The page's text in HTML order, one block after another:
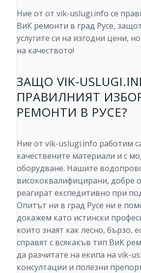
Ние от от vik-uslugi.info се
ВиК ремонти в град Русе,
услугите си на изгодни цени,
на качеството!
ЗАЩО VIK-
ПРАВИЛНИЯТ
РЕМОНТИ В РУСЕ?
Ние от vik-uslugi.info работим
качествените материали и с
оборудване. Нашите
висококвалифицирани, добре
реагират експедитивно при
Опитът ни в град Русе ни е
докажем като истински
които знаят как лесно, бързо,
справят с всякакъв тип ВиК
да разчитате на екипа на vik-
консултации и полезни